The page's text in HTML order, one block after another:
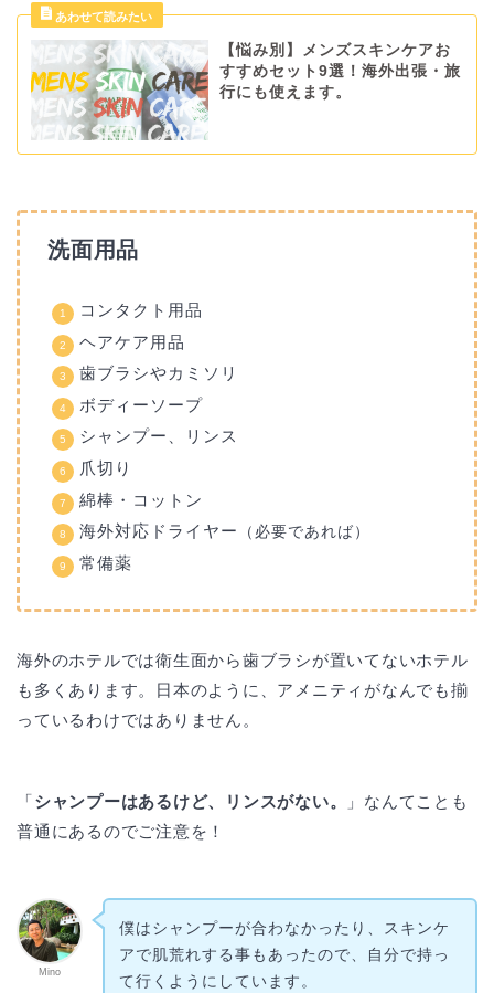
【悩み別】メンズスキンケアお
すすめセット9選！海外出張・旅
行にも使えます。
洗面用品
コンタクト用品
ヘアケア用品
歯ブラシやカミソリ
ボディーソープ
シャンプー、リンス
爪切り
綿棒・コットン
海外対応ドライヤー
（必要であれば）
常備薬
海外のホテルでは衛生面から歯ブラシが置いてないホテル
も多くあります。日本のように、アメニティがなんでも揃
っているわけではありません。
「シャンプーはあるけど、リンスがない。
」なんてことも
普通にあるのでご注意を！
Mino
僕はシャンプーが合わなかったり、スキンケ
アで肌荒れする事もあったので、自分で持っ
て行くようにしています。